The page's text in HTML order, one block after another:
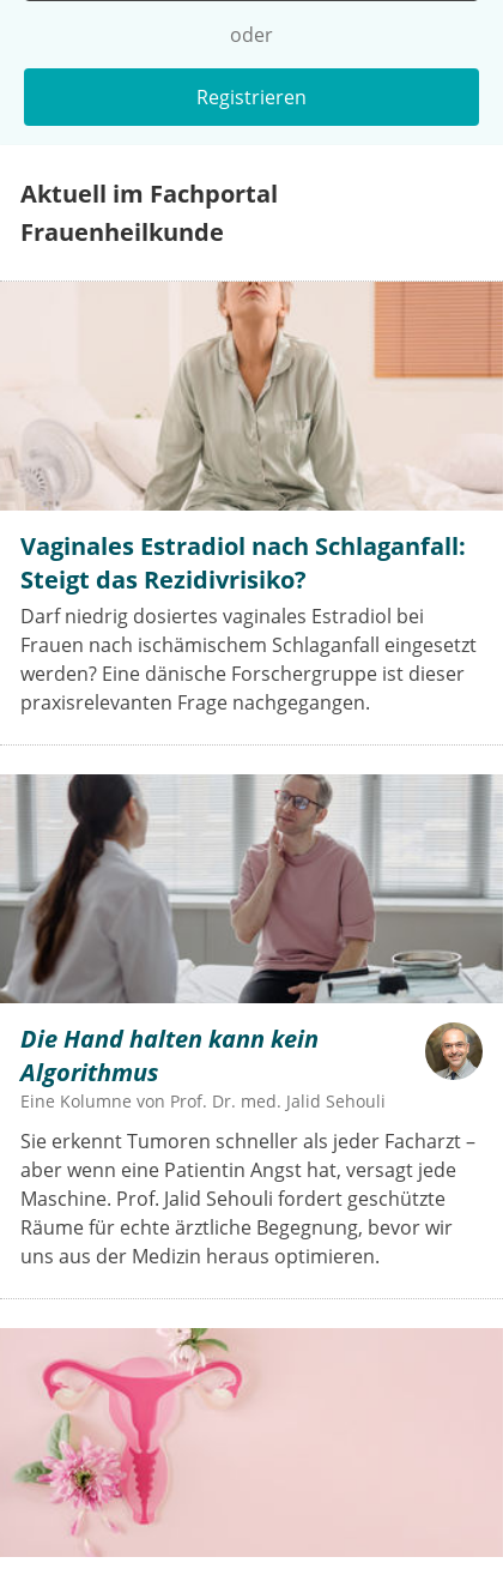
oder
Registrieren
Aktuell im Fachportal
Frauenheilkunde
Vaginales Estradiol nach Schlaganfall:
Steigt das Rezidivrisiko?
Darf niedrig dosiertes vaginales Estradiol bei
Frauen nach ischämischem Schlaganfall eingesetzt
werden? Eine dänische Forschergruppe ist dieser
praxisrelevanten Frage nachgegangen.
Die Hand halten kann kein
Algorithmus
Eine Kolumne von Prof. Dr. med. Jalid Sehouli
Sie erkennt Tumoren schneller als jeder Facharzt –
aber wenn eine Patientin Angst hat, versagt jede
Maschine. Prof. Jalid Sehouli fordert geschützte
Räume für echte ärztliche Begegnung, bevor wir
uns aus der Medizin heraus optimieren.